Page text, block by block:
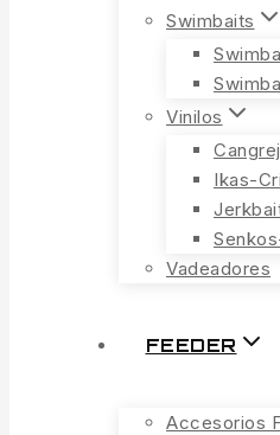
Swimbaits
Vinilos
Ikas-
Vadeadores
FEEDER
Accesorios